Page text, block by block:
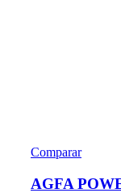
Comparar
AGFA